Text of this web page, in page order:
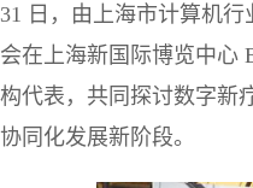
31 日，由上海市计算机
会在上海新国际博览中心
构代表，共同探讨数字新
协同化发展新阶段。